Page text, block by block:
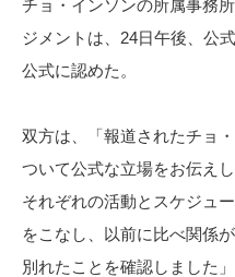
チョ・インソンの所属事務
ジメントは、24日午後、公
公式に認めた。
双方は、「報道されたチョ
ついて公式な立場をお伝え
それぞれの活動とスケジュ
をこなし、以前に比べ関係
別れたことを確認しました」